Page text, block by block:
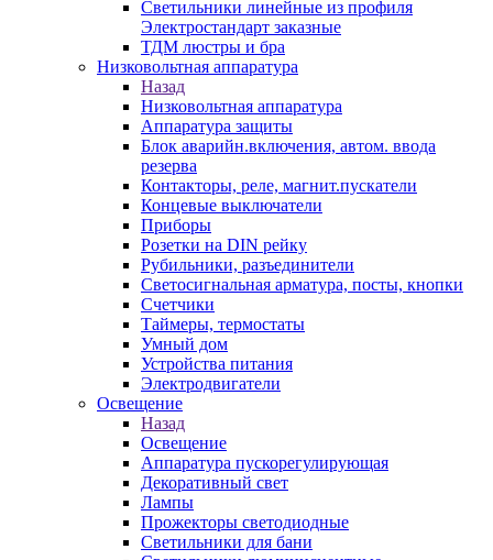
Светильники линейные из профиля
Электростандарт заказные
ТДМ люстры и бра
Низковольтная аппаратура
Назад
Низковольтная аппаратура
Аппаратура защиты
Блок аварийн.включения, автом. ввода
резерва
Контакторы, реле, магнит.пускатели
Концевые выключатели
Приборы
Розетки на DIN рейку
Рубильники, разъединители
Светосигнальная арматура, посты, кнопки
Счетчики
Таймеры, термостаты
Умный дом
Устройства питания
Электродвигатели
Освещение
Назад
Освещение
Аппаратура пускорегулирующая
Декоративный свет
Лампы
Прожекторы светодиодные
Светильники для бани